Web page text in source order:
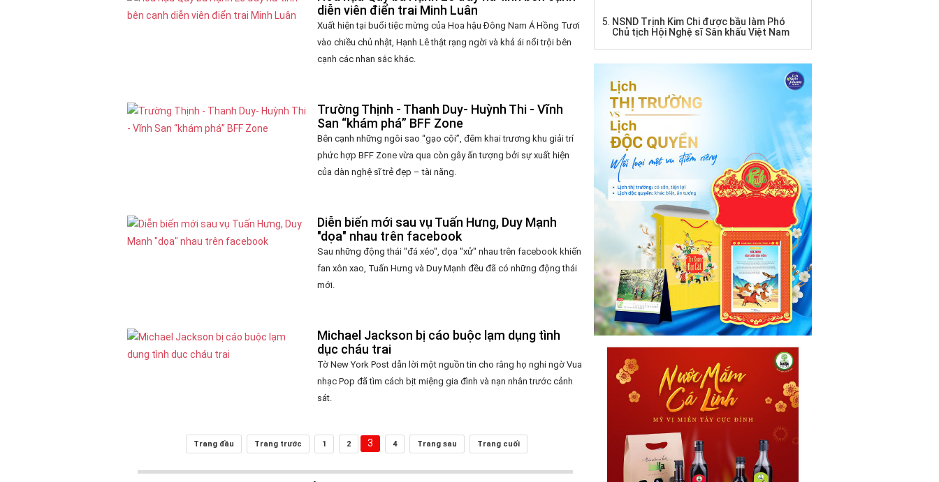
diễn viên điển trai Minh Luân
Xuất hiện tại buổi tiệc mừng của Hoa hậu Đông Nam Á Hồng Tươi
vào chiều chủ nhật, Hạnh Lê thật rạng ngời và khả ái nổi trội bên
cạnh các nhan sắc khác.
Trường Thịnh - Thanh Duy- Huỳnh Thi - Vĩnh
San “khám phá” BFF Zone
Bên cạnh những ngôi sao “gạo cội”, đêm khai trương khu giải trí
phức hợp BFF Zone vừa qua còn gây ấn tượng bởi sự xuất hiện
của dàn nghệ sĩ trẻ đẹp – tài năng.
Diễn biến mới sau vụ Tuấn Hưng, Duy Mạnh
"dọa" nhau trên facebook
Sau những động thái "đá xéo", dọa "xử" nhau trên facebook khiến
fan xôn xao, Tuấn Hưng và Duy Mạnh đều đã có những động thái
mới.
Michael Jackson bị cáo buộc lạm dụng tình
dục cháu trai
Tờ New York Post dẫn lời một nguồn tin cho rằng họ nghi ngờ Vua
nhạc Pop đã tìm cách bịt miệng gia đình và nạn nhân trước cảnh
sát.
Trang đầu Trang trước 1 2 3 4 Trang sau Trang cuối
NSND Trịnh Kim Chi được bầu làm Phó
Chủ tịch Hội Nghệ sĩ Sân khấu Việt Nam